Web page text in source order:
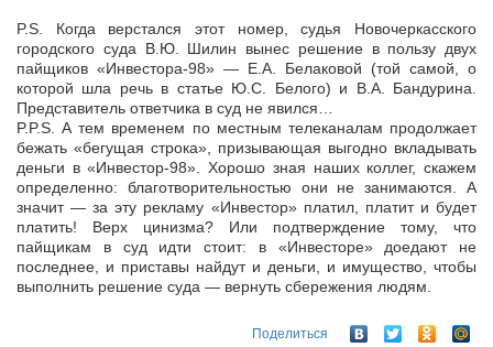
P.S. Когда верстался этот номер, судья Новочеркасского
городского суда В.Ю. Шилин вынес решение в пользу двух
пайщиков «Инвестора-98» — Е.А. Белаковой (той самой, о
которой шла речь в статье Ю.С. Белого) и В.А. Бандурина.
Представитель ответчика в суд не явился…
P.P.S. А тем временем по местным телеканалам продолжает
бежать «бегущая строка», призывающая выгодно вкладывать
деньги в «Инвестор-98». Хорошо зная наших коллег, скажем
определенно: благотворительностью они не занимаются. А
значит — за эту рекламу «Инвестор» платил, платит и будет
платить! Верх цинизма? Или подтверждение тому, что
пайщикам в суд идти стоит: в «Инвесторе» доедают не
последнее, и приставы найдут и деньги, и имущество, чтобы
выполнить решение суда — вернуть сбережения людям.
Поделиться